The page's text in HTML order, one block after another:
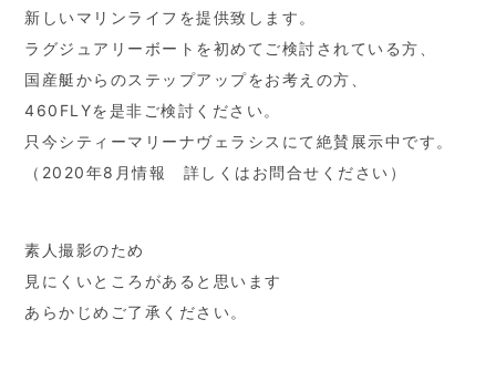
新しいマリンライフを提供致します。
ラグジュアリーボートを初めてご検討されている方、
国産艇からのステップアップをお考えの方、
460FLYを是非ご検討ください。
只今シティーマリーナヴェラシスにて絶賛展示中です。
（2020年8月情報 詳しくはお問合せください）
素人撮影のため
見にくいところがあると思います
あらかじめご了承ください。